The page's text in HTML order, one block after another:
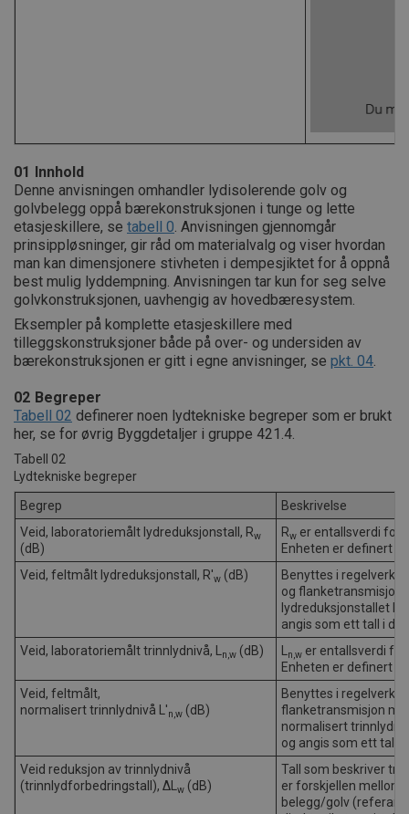
01 Innhold
Denne anvisningen omhandler lydisolerende golv og
golvbelegg oppå bærekonstruksjonen i tunge og lette
etasjeskillere, se tabell 0. Anvisningen gjennomgår
prinsippløsninger, gir råd om materialvalg og viser hvordan
man kan dimensjonere stivheten i dempesjiktet for å oppnå
best mulig lyddempning. Anvisningen tar kun for seg selve
golvkonstruksjonen, uavhengig av hovedbæresystem.
Eksempler på komplette etasjeskillere med
tilleggskonstruksjoner både på over- og undersiden av
bærekonstruksjonen er gitt i egne anvisninger, se pkt. 04.
02 Begreper
Tabell 02 definerer noen lydtekniske begreper som er brukt
her, se for øvrig Byggdetaljer i gruppe 421.4.
Tabell 02
Lydtekniske begreper
Begrep
Beskrivelse
Veid, laboratoriemålt lydreduksjonstall, Rw
(dB)
Rw er entallsverdi for
Enheten er definert i
Veid, feltmålt lydreduksjonstall, R'w (dB)
Benyttes i
og flanketransmisjon
lydreduksjonstallet
angis som ett tall i dB.
Veid, laboratoriemålt trinnlydnivå, L
n,w (dB) n,w er entallsverdi
Enheten er definert i
Veid, feltmålt,
normalisert trinnlydnivå L'n,w (dB)
Benyttes i regelverk i
flanketransmisjon
normalisert
og angis som ett tall i
Veid reduksjon av trinnlydnivå
(trinnlydforbedringstall), ΔL w (dB)
Tall som beskriver
er forskjellen mellom
belegg/golv